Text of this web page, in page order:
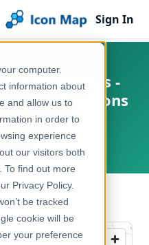
computer.
information about
and allow us to
in order to
experience
our visitors both
To find out more
Privacy Policy.
be tracked
cookie will be
your preference
Sign In
Mobilities -
– Relations
France